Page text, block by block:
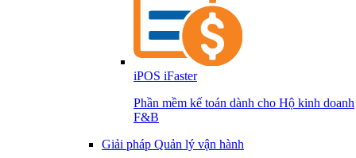
iPOS iFaster
Phần mềm kế toán dành cho Hộ kinh doanh
F&B
Giải pháp Quản lý vận hành